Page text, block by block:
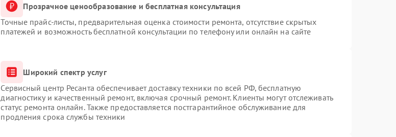
Прозрачное ценообразование и бесплатная консультация
Точные прайс-листы, предварительная оценка стоимости ремонта, отсутствие скрытых
платежей и возможность бесплатной консультации по телефону или онлайн на сайте
Широкий спектр услуг
Сервисный центр Ресанта обеспечивает доставку техники по всей РФ, бесплатную
диагностику и качественный ремонт, включая срочный ремонт. Клиенты могут отслеживать
статус ремонта онлайн. Также предоставляется постгарантийное обслуживание для
продления срока службы техники